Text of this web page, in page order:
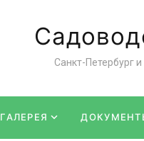
Санкт-Петербург
ГАЛЕРЕЯ